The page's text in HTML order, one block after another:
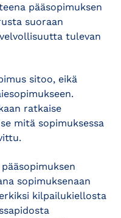
pääsopimuksen
suoraan
tulevan
sitoo, eikä
ratkaise
mitä sopimuksessa
sopimuksenaan
kilpailukiellosta